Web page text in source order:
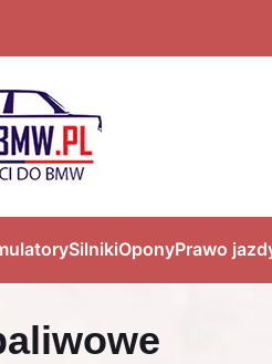
SilnikiOponyPrawo